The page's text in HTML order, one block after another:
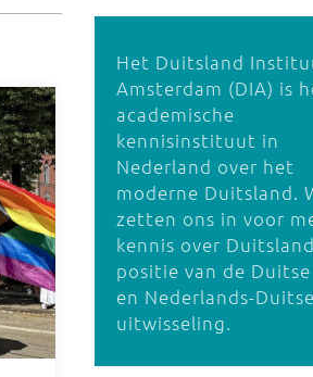
Het Duitsland
Amsterdam (DIA) is
academische
kennisinstituut in
Nederland over het
moderne Duitsland.
zetten ons in voor
kennis over
positie van de
en Nederlands-Duitse
uitwisseling.